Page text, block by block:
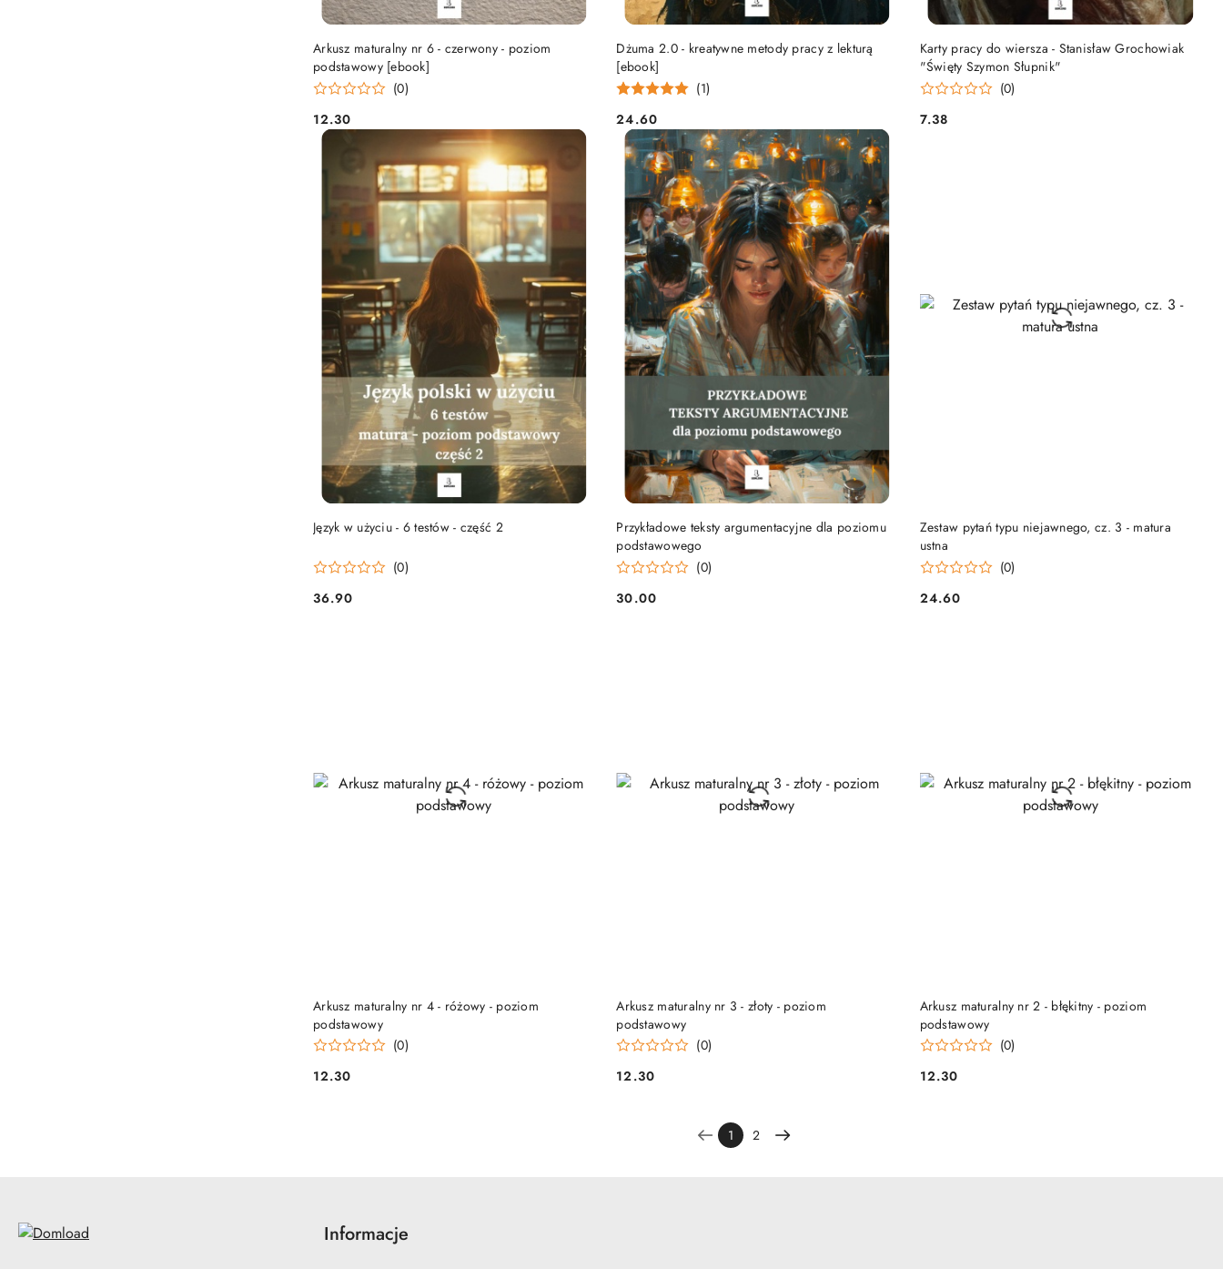
Arkusz maturalny nr 6 - czerwony - poziom
podstawowy [ebook]
(0)
Cena:
12.30
DO KOSZYKA
Dżuma 2.0 - kreatywne metody pracy z lekturą
[ebook]
(1)
Cena:
24.60
DO KOSZYKA
Karty pracy do wiersza - Stanisław Grochowiak
"Święty Szymon Słupnik"
(0)
Cena:
7.38
DO KOSZYKA
Język w użyciu - 6 testów - część 2
(0)
Cena:
36.90
DO KOSZYKA
Przykładowe teksty argumentacyjne dla poziomu
podstawowego
(0)
Cena:
30.00
DO KOSZYKA
Zestaw pytań typu niejawnego, cz. 3 - matura
ustna
(0)
Cena:
24.60
DO KOSZYKA
Arkusz maturalny nr 4 - różowy - poziom
podstawowy
(0)
Cena:
12.30
DO KOSZYKA
Arkusz maturalny nr 3 - złoty - poziom
podstawowy
(0)
Cena:
12.30
DO KOSZYKA
Arkusz maturalny nr 2 - błękitny - poziom
podstawowy
(0)
Cena:
12.30
DO KOSZYKA
1 2
Informacje